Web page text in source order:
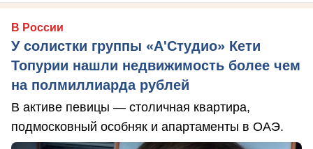
В России
У солистки группы «А'Студио» Кети
Топурии нашли недвижимость более чем
на полмиллиарда рублей
В активе певицы — столичная квартира,
подмосковный особняк и апартаменты в ОАЭ.